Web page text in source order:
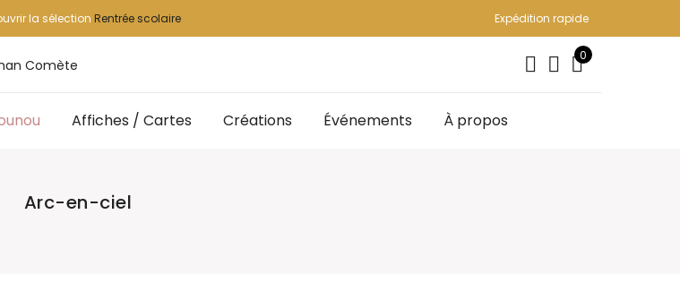
la sélection Rentrée scolaire Expédition rapide
0
Affiches / Cartes Créations Événements À propos
Arc-en-ciel